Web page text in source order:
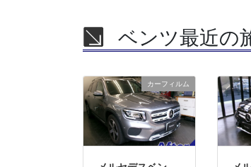
ベンツ最近の
カーフィルム